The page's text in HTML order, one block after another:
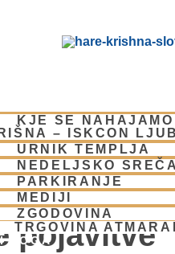
KJE SE
– ISKCON
URNIK TEMPLJA
NEDELJSKO
PARKIRANJE
MEDIJI
ZGODOVINA
TRGOVINA
JOGA
–
pojavitve